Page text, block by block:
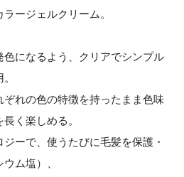
ージェルクリーム。
になるよう、クリアでシンプル
れの色の特徴を持ったまま色味
く楽しめる。
ーで、使うたびに毛髪を保護・
ム塩）、